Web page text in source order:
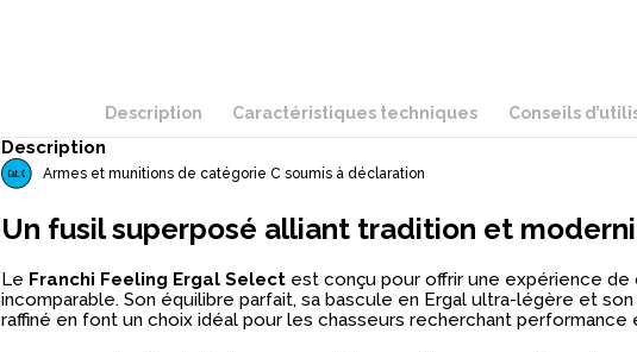
Description Caractéristiques techniques Conseils
Description
Armes et munitions de catégorie C soumis à déclaration
Un fusil superposé alliant tradition et
Le Franchi Feeling Ergal Selectest conçu pour offrir une expérience de
incomparable. Son équilibre parfait, sa bascule en Ergal ultra-légère et son
raffiné en font un choix idéal pour les chasseurs recherchant performance